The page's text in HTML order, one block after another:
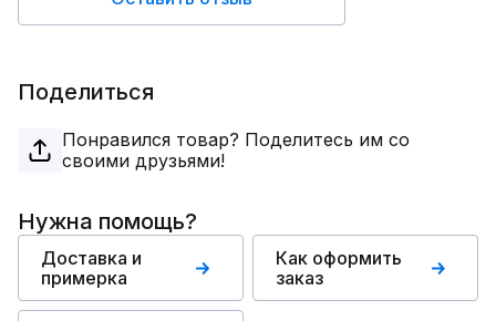
Поделиться
Понравился товар? Поделитесь им со
своими друзьями!
Нужна помощь?
Доставка и
примерка
Как оформить
заказ